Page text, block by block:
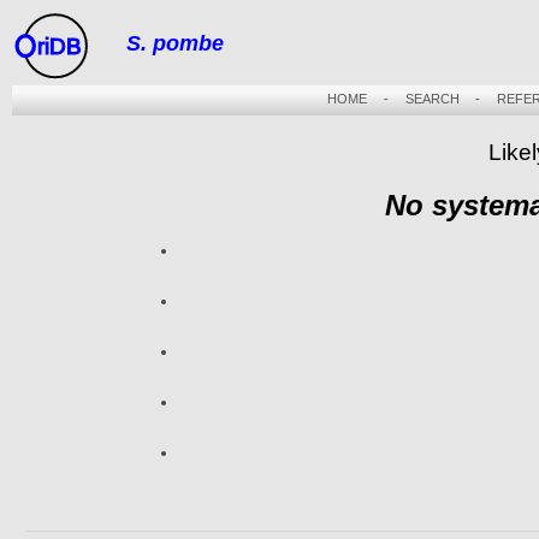
riDB S. pombe
HOME- SEARCH -
No